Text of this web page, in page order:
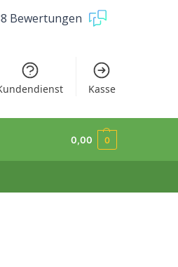
Bewertungen
Kasse
0,00 0